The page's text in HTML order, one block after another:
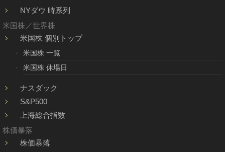
NYダウ 時系列
米国株／世界株
米国株 個別トップ
米国株 一覧
米国株 休場日
ナスダック
S&P500
上海総合指数
株価暴落
株価暴落